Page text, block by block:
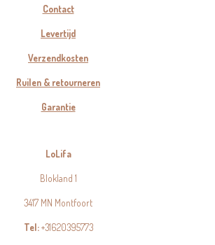
Contact
Levertijd
Verzendkosten
Ruilen & retourneren
Garantie
LoLifa
Blokland 1
3417 MN Montfoort
Tel:+31620395773